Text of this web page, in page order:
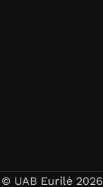
© UAB Eurilė 2026